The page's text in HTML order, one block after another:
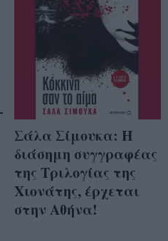
Σάλα Σίμουκα: Η
διάσημη συγγραφέας
της Τριλογίας της
Χιονάτης, έρχεται
στην Αθήνα!